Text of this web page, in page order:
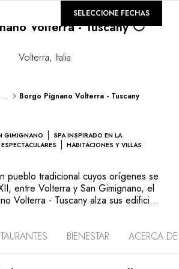
GALERÍA
Volterra - Tuscany
Loading...
Volterra, Italia
... Borgo Pignano Volterra - Tuscany
GIMIGNANO
SPA INSPIRADO EN LA
HABITACIONES Y VILLAS
pueblo tradicional cuyos orígenes se
entre Volterra y San Gimignano, el
Volterra - Tuscany alza sus edificios
La historia está presente en el
SELECCIONE FECHAS
BIENESTAR ACERCA DE